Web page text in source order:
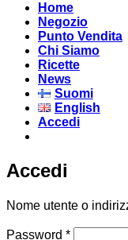
Home
Negozio
Punto Vendita
Chi Siamo
Ricette
News
Suomi
English
Accedi
Accedi
Nome utente o
Password *Richiesto